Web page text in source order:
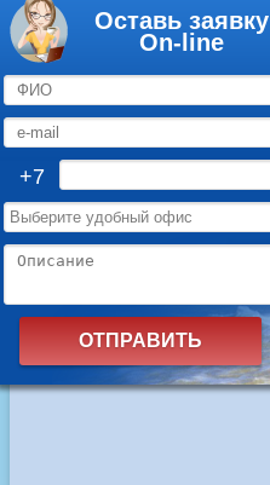
Оставь заявку
On-line
+7